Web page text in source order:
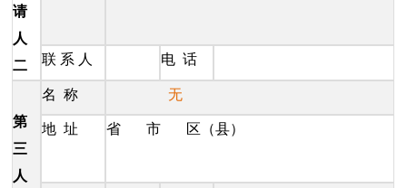
请
人
二
联 系 人 电 话
第
三
人
名 称 无
地 址 省 市 区（县）